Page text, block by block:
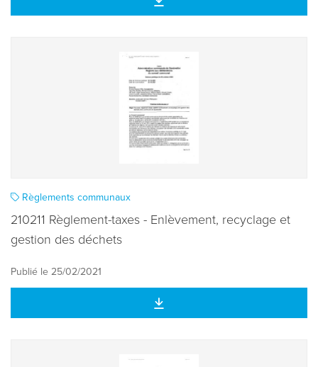
Règlements communaux
210211 Règlement-taxes - Enlèvement, recyclage et
gestion des déchets
Publié le 25/02/2021